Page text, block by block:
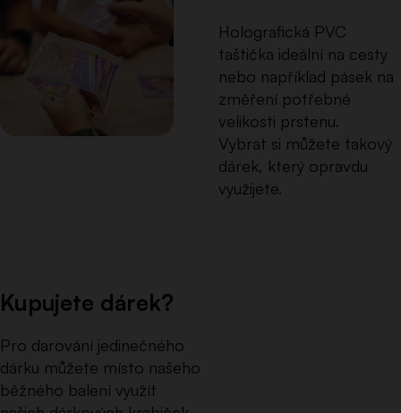
Holografická PVC
taštička ideální na cesty
nebo například pásek na
změření potřebné
velikosti prstenu.
Vybrat si můžete takový
dárek, který opravdu
využijete.
Kupujete dárek?
Pro darování jedinečného
dárku můžete místo našeho
běžného balení využít